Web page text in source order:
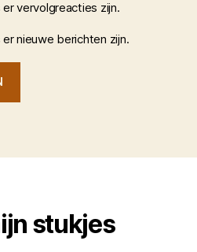
vervolgreacties zijn.
nieuwe berichten zijn.
stukjes